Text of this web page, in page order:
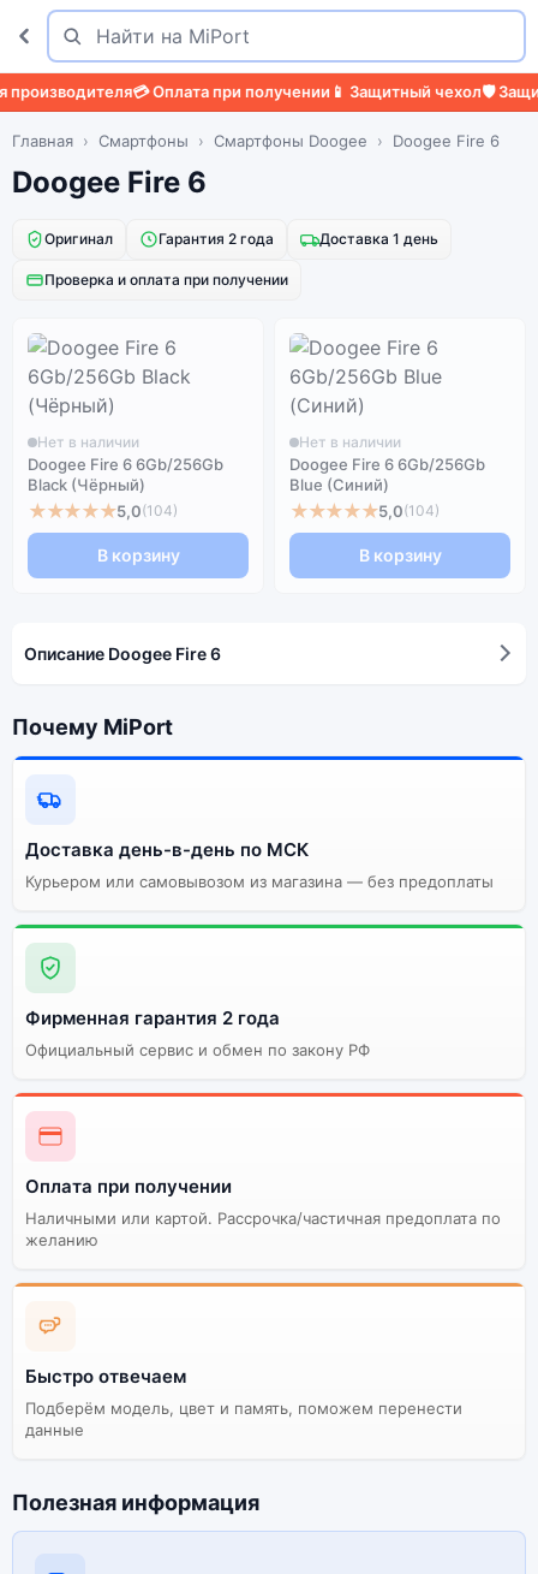
Поиск
Найти
💳 Оплата при получении📱 Защитный чехол🛡️
Главная Смартфоны Смартфоны Doogee Doogee Fire 6
Doogee Fire 6
Оригинал Гарантия 2 года Доставка 1 день
Проверка и оплата при получении
Нет в наличии
Doogee Fire 6 6Gb/256Gb
Black (Чёрный)
★★★★★5,0(104)
В корзину
Нет в наличии
Doogee Fire 6 6Gb/256Gb
Blue (Синий)
★★★★★5,0(104)
В корзину
Описание Doogee Fire 6
Почему MiPort
Доставка день-в-день по МСК
Курьером или самовывозом из магазина — без предоплаты
Фирменная гарантия 2 года
Официальный сервис и обмен по закону РФ
Оплата при получении
Наличными или картой. Рассрочка/частичная предоплата по
желанию
Быстро отвечаем
Подберём модель, цвет и память, поможем перенести
данные
Полезная информация